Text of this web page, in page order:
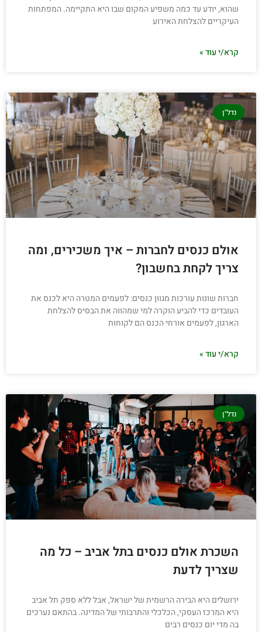
שהוא, יודע עד כמה משפיע המקום שבו היא התקיימה. המפתחות
העיקריים להצלחת האירוע
קרא/י עוד »
נדל"ן
אולם כנסים לחברות – איך משכירים, ומה
צריך לקחת בחשבון?
חברות שונות עורכות מגוון כנסים: לפעמים המטרה היא לכנס את
העובדים כדי להביע הוקרה למי שמהווה את הבסיס להצלחת
הארגון, לפעמים אורחי הכנס הם לקוחות
קרא/י עוד »
נדל"ן
השכרת אולם כנסים בתל אביב – כל מה
שצריך לדעת
ירושלים היא הבירה הרשמית של ישראל, אבל ללא ספק תל אביב
היא המרכז העסקי, הכלכלי והתרבותי של המדינה. בהתאם נערכים
בה מדי יום כנסים רבים